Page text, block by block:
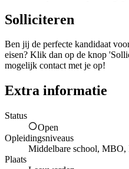
Solliciteren
Ben jij de perfecte kandidaat
eisen? Klik dan op de knop
mogelijk contact met je op!
Extra informatie
Status
Open
Opleidingsniveaus
Middelbare school, MBO,
Plaats